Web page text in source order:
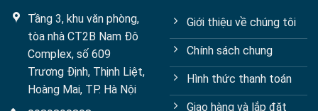
Tầng 3, khu văn phòng,
tòa nhà CT2B Nam Đô
Complex, số 609
Trương Định, Thịnh Liệt,
Hoàng Mai, TP. Hà Nội
Giới thiệu về chúng tôi
Chính sách chung
Hình thức thanh toán
Giao hàng và lắp đặt